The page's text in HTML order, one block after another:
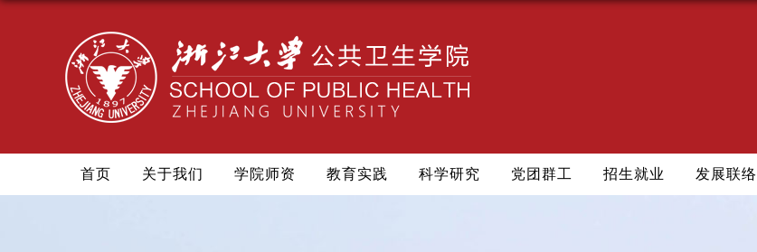
首页 关于我们 学院师资 教育实践 科学研究 党团群工 招生就业 发展联络